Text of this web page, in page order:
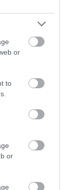
or
to
or
a